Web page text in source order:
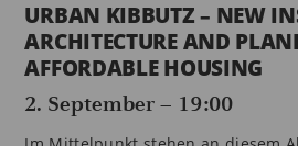
URBAN KIBBUTZ – NEW
ARCHITECTURE AND
AFFORDABLE HOUSING
2. September – 19:00